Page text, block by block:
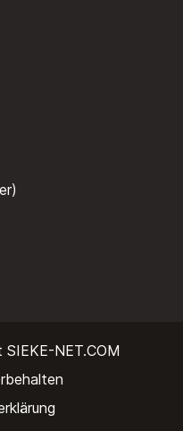
SIEKE-NET.COM